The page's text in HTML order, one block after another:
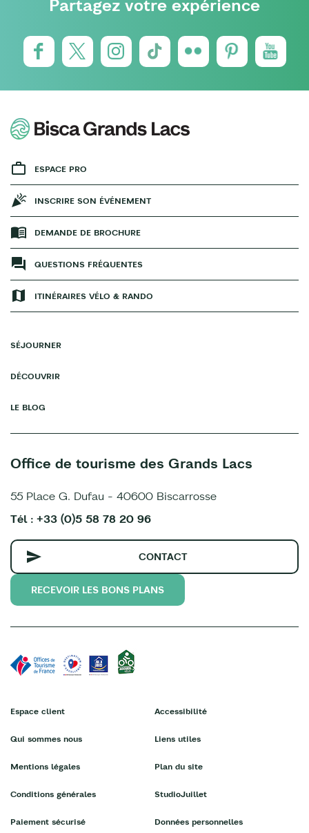
Partagez votre expérience
ESPACE PRO
INSCRIRE SON ÉVÉNEMENT
DEMANDE DE BROCHURE
QUESTIONS FRÉQUENTES
ITINÉRAIRES VÉLO & RANDO
SÉJOURNER
DÉCOUVRIR
LE BLOG
Office de tourisme des Grands Lacs
55 Place G. Dufau - 40600 Biscarrosse
Tél : +33 (0)5 58 78 20 96
CONTACT
RECEVOIR LES BONS PLANS
Espace client
Qui sommes nous
Mentions légales
Conditions générales
Paiement sécurisé
Accessibilité
Liens utiles
Plan du site
StudioJuillet
Données personnelles